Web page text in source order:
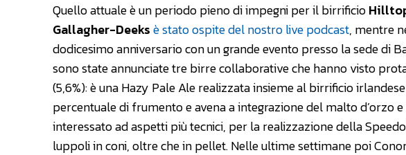
Quello attuale è un periodo pieno di impegni per il birrificio
Gallagher-Deeksè stato ospite del nostro live podcast, mentre
dodicesimo anniversario con un grande evento presso la sede di
sono state annunciate tre birre collaborative che hanno visto
(5,6%): è una Hazy Pale Ale realizzata insieme al birrificio irlandese
percentuale di frumento e avena a integrazione del malto d’orzo
interessato ad aspetti più tecnici, per la realizzazione della
luppoli in coni, oltre che in pellet. Nelle ultime settimane poi